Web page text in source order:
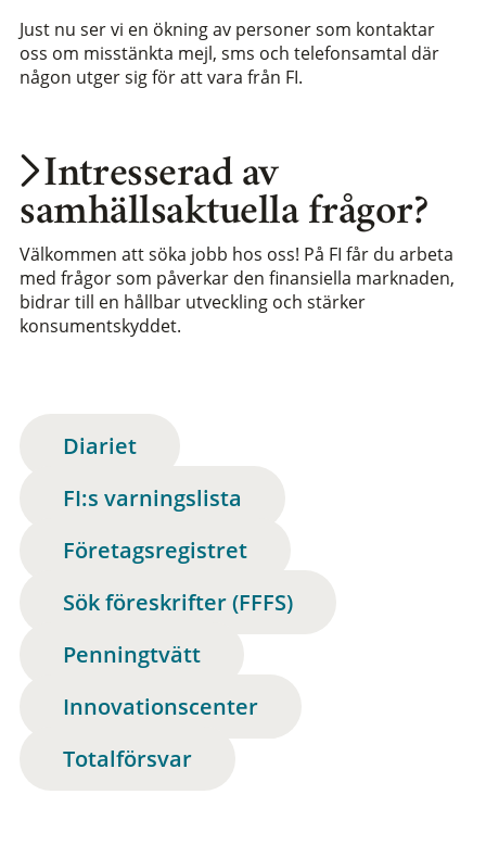
Intresserad av
samhällsaktuella frågor?
Välkommen att söka jobb hos oss! På FI får du arbeta
med frågor som påverkar den finansiella marknaden,
bidrar till en hållbar utveckling och stärker
konsumentskyddet.
Just nu ser vi en ökning av personer som kontaktar
oss om misstänkta mejl, sms och telefonsamtal där
någon utger sig för att vara från FI.
Diariet
FI:s varningslista
Företagsregistret
Sök föreskrifter (FFFS)
Penningtvätt
Innovationscenter
Totalförsvar